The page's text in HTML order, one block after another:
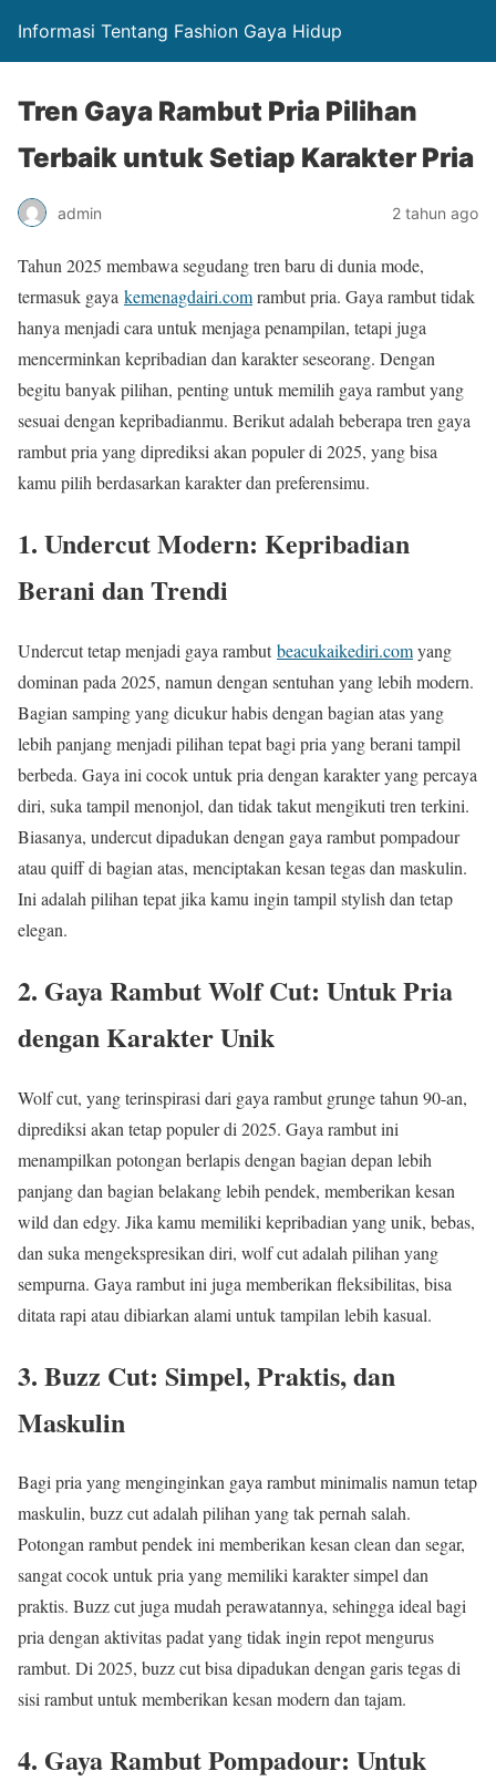
Informasi Tentang Fashion Gaya Hidup
Tren Gaya Rambut Pria Pilihan
Terbaik untuk Setiap Karakter Pria
admin 2 tahun ago
Tahun 2025 membawa segudang tren baru di dunia mode,
termasuk gaya kemenagdairi.comrambut pria. Gaya rambut tidak
hanya menjadi cara untuk menjaga penampilan, tetapi juga
mencerminkan kepribadian dan karakter seseorang. Dengan
begitu banyak pilihan, penting untuk memilih gaya rambut yang
sesuai dengan kepribadianmu. Berikut adalah beberapa tren gaya
rambut pria yang diprediksi akan populer di 2025, yang bisa
kamu pilih berdasarkan karakter dan preferensimu.
1. Undercut Modern: Kepribadian
Berani dan Trendi
Undercut tetap menjadi gaya rambutbeacukaikediri.comyang
dominan pada 2025, namun dengan sentuhan yang lebih modern.
Bagian samping yang dicukur habis dengan bagian atas yang
lebih panjang menjadi pilihan tepat bagi pria yang berani tampil
berbeda. Gaya ini cocok untuk pria dengan karakter yang percaya
diri, suka tampil menonjol, dan tidak takut mengikuti tren terkini.
Biasanya, undercut dipadukan dengan gaya rambut pompadour
atau quiff di bagian atas, menciptakan kesan tegas dan maskulin.
Ini adalah pilihan tepat jika kamu ingin tampil stylish dan tetap
elegan.
2. Gaya Rambut Wolf Cut: Untuk Pria
dengan Karakter Unik
Wolf cut, yang terinspirasi dari gaya rambut grunge tahun 90-an,
diprediksi akan tetap populer di 2025. Gaya rambut ini
menampilkan potongan berlapis dengan bagian depan lebih
panjang dan bagian belakang lebih pendek, memberikan kesan
wild dan edgy. Jika kamu memiliki kepribadian yang unik, bebas,
dan suka mengekspresikan diri, wolf cut adalah pilihan yang
sempurna. Gaya rambut ini juga memberikan fleksibilitas, bisa
ditata rapi atau dibiarkan alami untuk tampilan lebih kasual.
3. Buzz Cut: Simpel, Praktis, dan
Maskulin
Bagi pria yang menginginkan gaya rambut minimalis namun tetap
maskulin, buzz cut adalah pilihan yang tak pernah salah.
Potongan rambut pendek ini memberikan kesan clean dan segar,
sangat cocok untuk pria yang memiliki karakter simpel dan
praktis. Buzz cut juga mudah perawatannya, sehingga ideal bagi
pria dengan aktivitas padat yang tidak ingin repot mengurus
rambut. Di 2025, buzz cut bisa dipadukan dengan garis tegas di
sisi rambut untuk memberikan kesan modern dan tajam.
4. Gaya Rambut Pompadour: Untuk